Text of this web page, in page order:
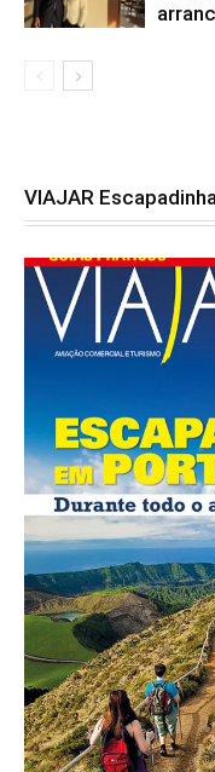
VIAJAR